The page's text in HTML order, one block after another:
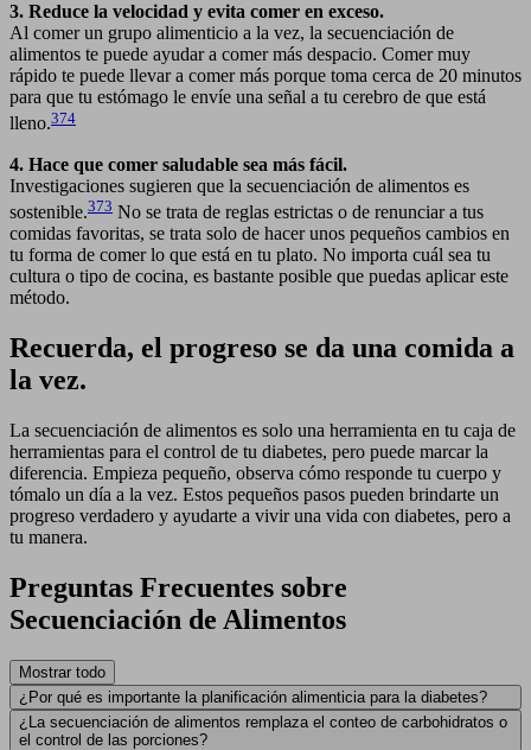
3. Reduce la velocidad y evita comer en exceso.
Al comer un grupo alimenticio a la vez, la secuenciación de
alimentos te puede ayudar a comer más despacio. Comer muy
rápido te puede llevar a comer más porque toma cerca de 20 minutos
para que tu estómago le envíe una señal a tu cerebro de que está
lleno.374
4. Hace que comer saludable sea más fácil.
Investigaciones sugieren que la secuenciación de alimentos es
sostenible.373 No se trata de reglas estrictas o de renunciar a tus
comidas favoritas, se trata solo de hacer unos pequeños cambios en
tu forma de comer lo que está en tu plato. No importa cuál sea tu
cultura o tipo de cocina, es bastante posible que puedas aplicar este
método.
Recuerda, el progreso se da una comida a
la vez.
La secuenciación de alimentos es solo una herramienta en tu caja de
herramientas para el control de tu diabetes, pero puede marcar la
diferencia. Empieza pequeño, observa cómo responde tu cuerpo y
tómalo un día a la vez. Estos pequeños pasos pueden brindarte un
progreso verdadero y ayudarte a vivir una vida con diabetes, pero a
tu manera.
Preguntas Frecuentes sobre
Secuenciación de Alimentos
Mostrar todo
¿Por qué es importante la planificación alimenticia para la diabetes?
¿La secuenciación de alimentos remplaza el conteo de carbohidratos o
el control de las porciones?